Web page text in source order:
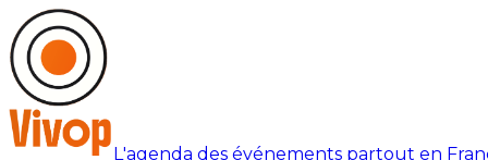
L'agenda des événements partout en